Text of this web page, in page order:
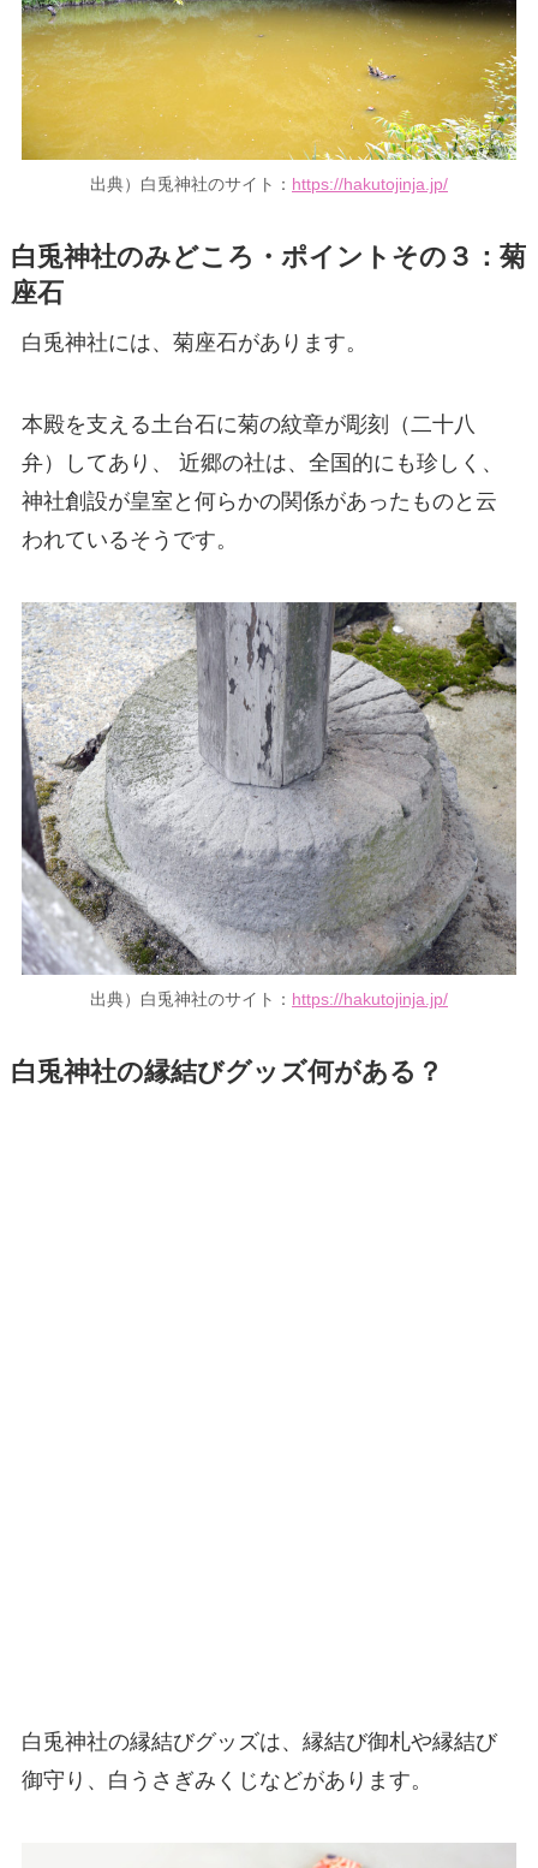
出典）白兎神社のサイト： https://hakutojinja.jp/
白兎神社のみどころ・ポイントその３：菊
座石
白兎神社には、菊座石があります。
本殿を支える土台石に菊の紋章が彫刻（二十八
弁）してあり、 近郷の社は、全国的にも珍しく、
神社創設が皇室と何らかの関係があったものと云
われているそうです。
出典）白兎神社のサイト： https://hakutojinja.jp/
白兎神社の縁結びグッズ何がある？
白兎神社の縁結びグッズは、縁結び御札や縁結び
御守り、白うさぎみくじなどがあります。